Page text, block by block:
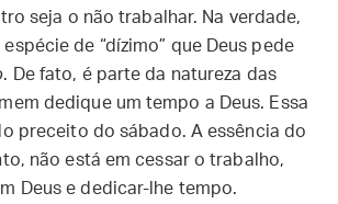
seja o não trabalhar. Na verdade,
de “dízimo” que Deus pede
. De fato, é parte da natureza das
dedique um tempo a Deus. Essa
preceito do sábado. A essência do
não está em cessar o trabalho,
Deus e dedicar-lhe tempo.